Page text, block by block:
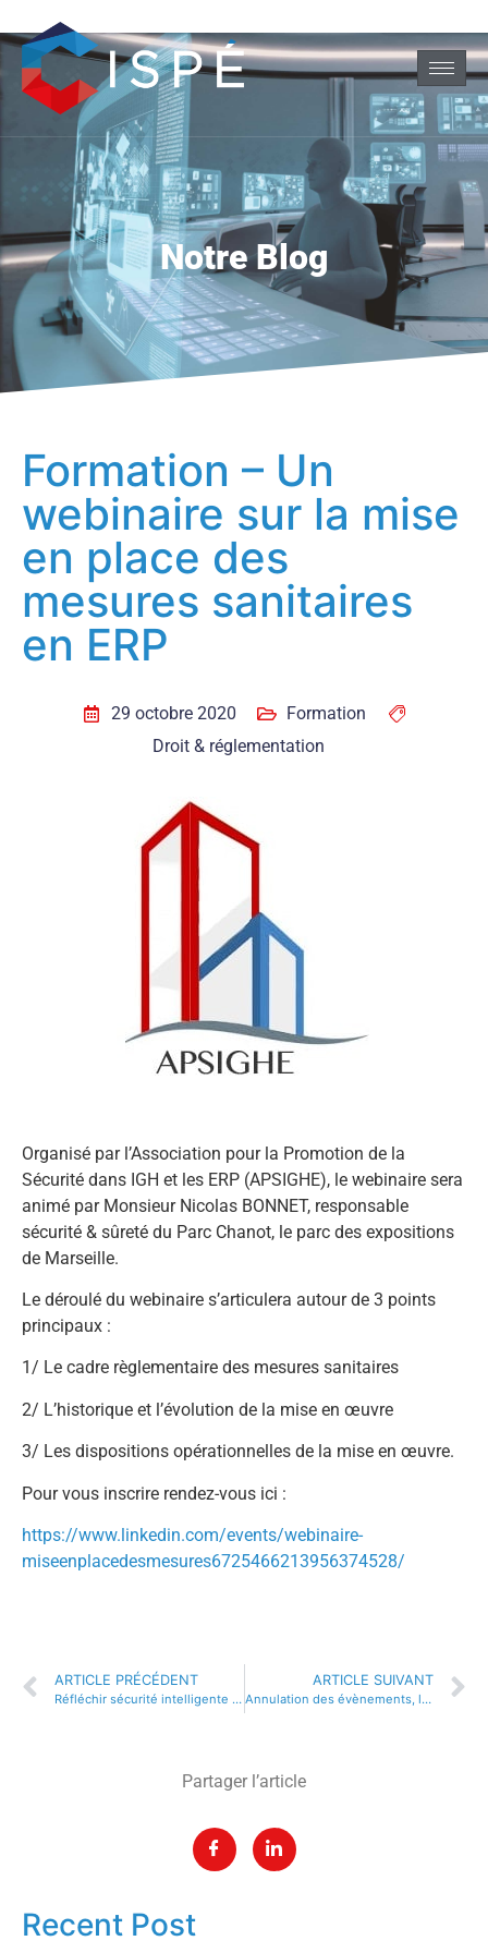
Notre Blog
Formation – Un
webinaire sur la mise
en place des
mesures sanitaires
en ERP
29 octobre 2020
Formation
Droit & réglementation
Organisé par l’Association pour la Promotion de la
Sécurité dans IGH et les ERP (APSIGHE), le webinaire sera
animé par Monsieur Nicolas BONNET, responsable
sécurité & sûreté du Parc Chanot, le parc des expositions
de Marseille.
Le déroulé du webinaire s’articulera autour de 3 points
principaux :
1/ Le cadre règlementaire des mesures sanitaires
2/ L’historique et l’évolution de la mise en œuvre
3/ Les dispositions opérationnelles de la mise en œuvre.
Pour vous inscrire rendez-vous ici :
https://www.linkedin.com/events/webinaire-
miseenplacedesmesures6725466213956374528/
ARTICLE PRÉCÉDENT
Réfléchir sécurité intelligente : l’exemple d’une analyse technique et financière
ARTICLE SUIVANT
Annulation des évènements, les deux effets de l’inactivité !
Partager l’article
Recent Post